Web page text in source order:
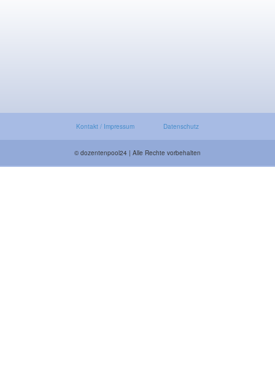
Kontakt / Impressum Datenschutz
© dozentenpool24 | Alle Rechte vorbehalten